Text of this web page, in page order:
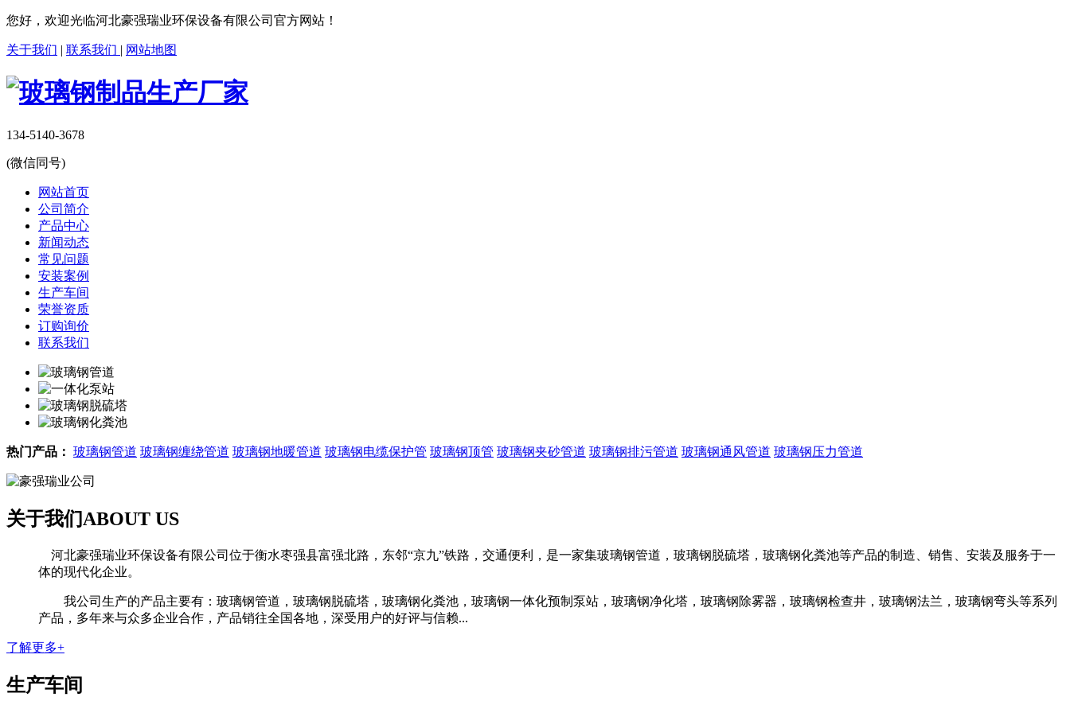
您好，欢迎光临河北豪强瑞业环保设备有限公司官方网站！
关于我们 | 联系我们 | 网站地图
134-5140-3678
(微信同号)
网站首页
公司简介
产品中心
新闻动态
常见问题
安装案例
生产车间
荣誉资质
订购询价
联系我们
热门产品： 玻璃钢管道 玻璃钢缠绕管道 玻璃钢地暖管道 玻璃钢电缆保护管 玻璃钢顶管 玻璃钢夹砂管道 玻璃钢排污管道 玻璃钢通风管道 玻璃钢压力管道
关于我们ABOUT US
河北豪强瑞业环保设备有限公司位于衡水枣强县富强北路，东邻“京九”铁路，交通便利，是一家集玻璃钢管道，玻璃钢脱硫塔，玻璃钢化粪池等产品的制造、销售、安装及服务于一
体的现代化企业。
我公司生产的产品主要有：玻璃钢管道，玻璃钢脱硫塔，玻璃钢化粪池，玻璃钢一体化预制泵站，玻璃钢净化塔，玻璃钢除雾器，玻璃钢检查井，玻璃钢法兰，玻璃钢弯头等系列
产品，多年来与众多企业合作，产品销往全国各地，深受用户的好评与信赖...
了解更多+
生产车间